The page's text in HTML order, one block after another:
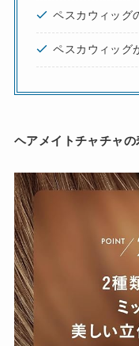
ペスカウィッグ
ペスカウィッグ
ヘアメイトチャチャの